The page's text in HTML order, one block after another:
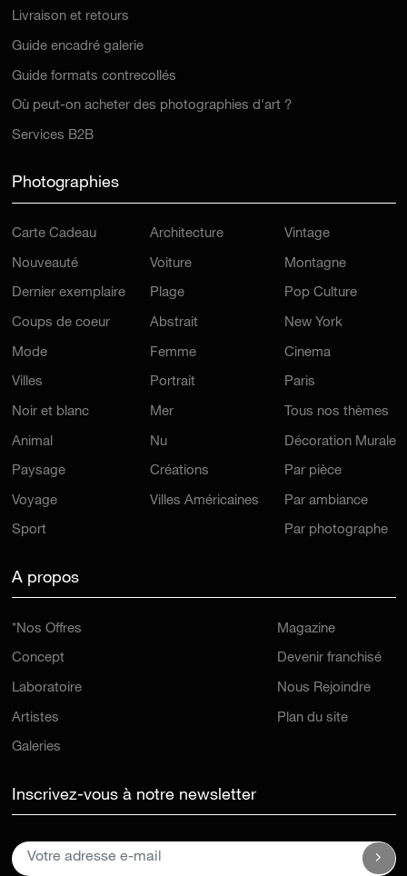
Livraison et retours
Guide encadré galerie
Guide formats contrecollés
Où peut-on acheter des photographies d'art ?
Services B2B
Photographies
Carte Cadeau
Nouveauté
Dernier exemplaire
Coups de coeur
Mode
Villes
Noir et blanc
Animal
Paysage
Voyage
Sport
Architecture
Voiture
Plage
Abstrait
Femme
Portrait
Mer
Nu
Créations
Villes Américaines
Vintage
Montagne
Pop Culture
New York
Cinema
Paris
Tous nos thèmes
Décoration Murale
Par pièce
Par ambiance
Par photographe
A propos
*Nos Offres
Concept
Laboratoire
Artistes
Galeries
Magazine
Devenir franchisé
Nous Rejoindre
Plan du site
Inscrivez-vous à notre newsletter